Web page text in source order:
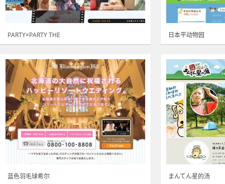
PARTY×PARTY THE 日本平动物园
蓝色羽毛球希尔 まんてん星的汤